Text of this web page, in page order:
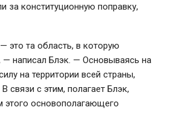
за конституционную поправку,
это та область, в которую
— написал Блэк. — Основываясь на
на территории всей страны,
с этим, полагает Блэк,
этого основополагающего